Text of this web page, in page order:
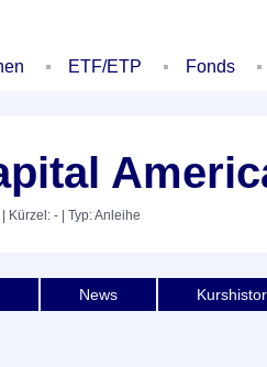
ETF/ETP Fonds
| Kürzel: - | Typ: Anleihe
News